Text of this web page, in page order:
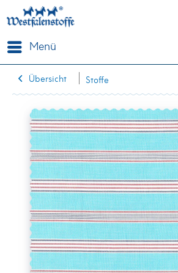
Menü
Übersicht Stoffe